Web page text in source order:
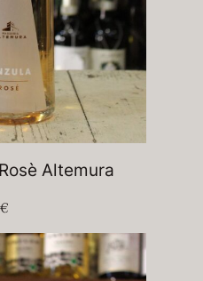
Altemura
€